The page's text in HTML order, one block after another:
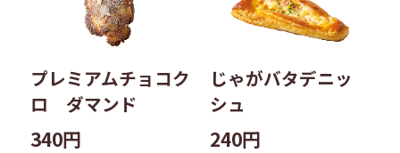
プレミアムチョコク
ロ ダマンド
340円
じゃがバタデニッ
シュ
240円